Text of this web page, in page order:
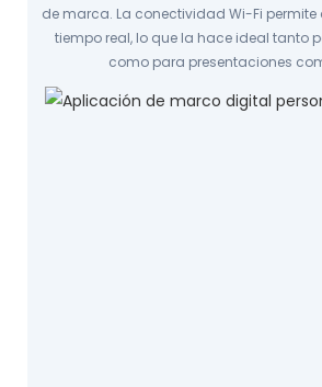
de marca. La conectividad Wi-Fi
tiempo real, lo que la hace ideal tanto
como para presentaciones